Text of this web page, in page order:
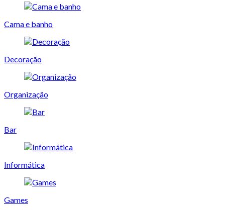
Cama e banho
Decoração
Organização
Bar
Informática
Games